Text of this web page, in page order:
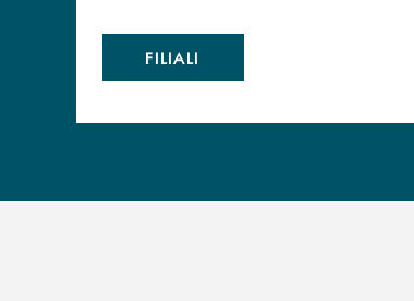
FILIALI